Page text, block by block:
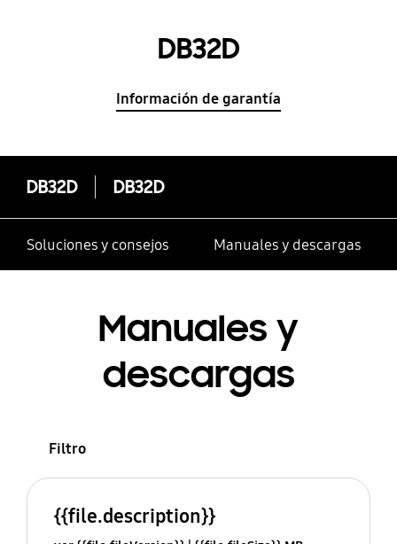
DB32D
Información de garantía
DB32D DB32D
Soluciones y consejos Manuales y descargas
Manuales y
descargas
Filtro
{{file.description}}